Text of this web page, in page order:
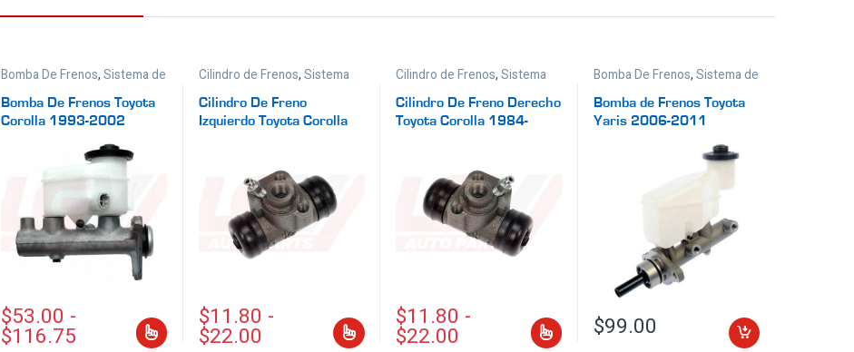
Bomba De Frenos,Sistema de
Bomba De Frenos Toyota
Corolla 1993-2002
$53.00 -
$116.75
Este producto tiene múltiples variantes. Las opciones se pueden elegir en la página de producto
Cilindro de Frenos, Sistema
Cilindro De Freno
Izquierdo Toyota Corolla
$11.80 -
$22.00
Este producto tiene múltiples variantes. Las opciones se pueden elegir en la página de producto
Cilindro de Frenos,Sistema
Cilindro De Freno Derecho
Toyota Corolla 1984-
$11.80 -
$22.00
Este producto tiene múltiples variantes. Las opciones se pueden elegir
Bomba De Frenos, Sistema de
Bomba de Frenos Toyota
Yaris 2006-2011
$99.00